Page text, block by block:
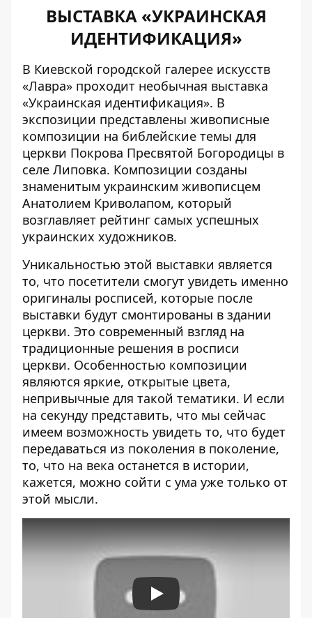
ВЫСТАВКА «УКРАИНСКАЯ
ИДЕНТИФИКАЦИЯ»
В Киевской городской галерее искусств
«Лавра» проходит необычная выставка
«Украинская идентификация». В
экспозиции представлены живописные
композиции на библейские темы для
церкви Покрова Пресвятой Богородицы в
селе Липовка. Композиции созданы
знаменитым украинским живописцем
Анатолием Криволапом, который
возглавляет рейтинг самых успешных
украинских художников.
Уникальностью этой выставки является
то, что посетители смогут увидеть именно
оригиналы росписей, которые после
выставки будут смонтированы в здании
церкви. Это современный взгляд на
традиционные решения в росписи
церкви. Особенностью композиции
являются яркие, открытые цвета,
непривычные для такой тематики. И если
на секунду представить, что мы сейчас
имеем возможность увидеть то, что будет
передаваться из поколения в поколение,
то, что на века останется в истории,
кажется, можно сойти с ума уже только от
этой мысли.
Play